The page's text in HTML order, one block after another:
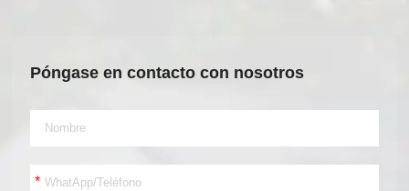
Póngase en contacto con nosotros
*